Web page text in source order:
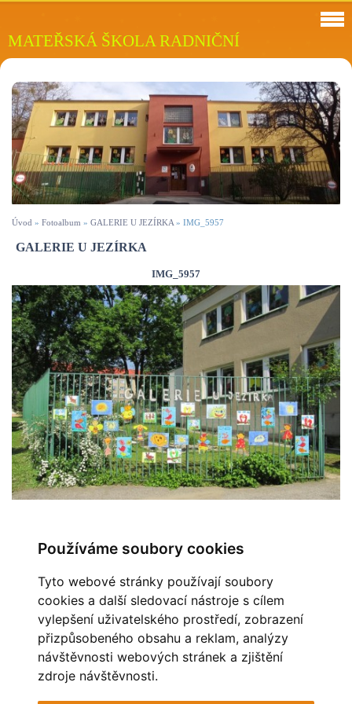
Používáme soubory cookies
Tyto webové stránky používají soubory
cookies a další sledovací nástroje s cílem
vylepšení uživatelského prostředí, zobrazení
přizpůsobeného obsahu a reklam, analýzy
návštěvnosti webových stránek a zjištění
zdroje návštěvnosti.
MATEŘSKÁ ŠKOLA RADNIČNÍ
Úvod » Fotoalbum » GALERIE U JEZÍRKA» IMG_5957
GALERIE U JEZÍRKA
IMG_5957
← Předchozí Zpět do složky
Automatické procházení: 3|4| 5|6|7(čas ve vteřinách)
OBLÍBENÉ ODKAZY
MĚSTO HAVÍŘOV
STAV OVZDUŠÍ